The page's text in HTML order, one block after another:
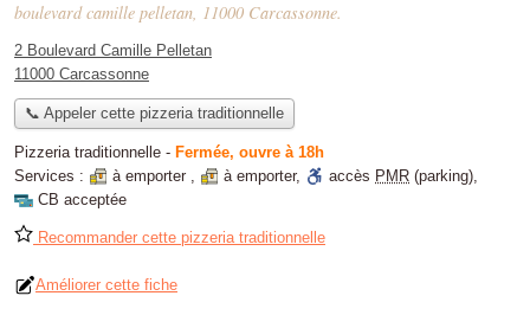
boulevard camille pelletan, 11000 Carcassonne.
2 Boulevard Camille Pelletan
11000 Carcassonne
📞 Appeler cette pizzeria traditionnelle
Pizzeria traditionnelle - Fermée, ouvre à 18h
Services :
à emporter , à emporter, accès PMR (parking),
CB acceptée
Recommander cette pizzeria traditionnelle
Améliorer cette fiche